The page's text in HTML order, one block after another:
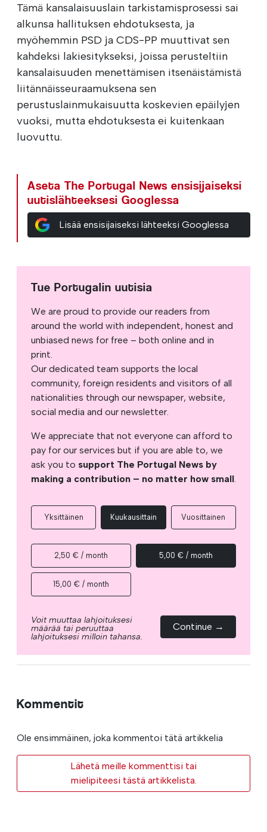
Tämä kansalaisuuslain tarkistamisprosessi sai
alkunsa hallituksen ehdotuksesta, ja
myöhemmin PSD ja CDS-PP muuttivat sen
kahdeksi lakiesitykseksi, joissa perusteltiin
kansalaisuuden menettämisen itsenäistämistä
liitännäisseuraamuksena sen
perustuslainmukaisuutta koskevien epäilyjen
vuoksi, mutta ehdotuksesta ei kuitenkaan
luovuttu.
Aseta The Portugal News ensisijaiseksi
uutislähteeksesi Googlessa
Lisää ensisijaiseksi lähteeksi Googlessa
Tue Portugalin uutisia
We are proud to provide our readers from
around the world with independent, honest and
unbiased news for free – both online and in
print.
Our dedicated team supports the local
community, foreign residents and visitors of all
nationalities through our newspaper, website,
social media and our newsletter.
We appreciate that not everyone can afford to
pay for our services but if you are able to, we
ask you to support The Portugal News by
making a contribution – no matter how small.
Yksittäinen Kuukausittain Vuosittainen
2,50 € / month 5,00 € / month
15,00 € / month
Voit muuttaa lahjoituksesi
määrää tai peruuttaa
lahjoituksesi milloin tahansa.
Continue →
Kommentit
Ole ensimmäinen, joka kommentoi tätä artikkelia
Lähetä meille kommenttisi tai
mielipiteesi tästä artikkelista.